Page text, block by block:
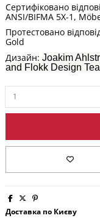
Сертифіковано
ANSI/BIFMA 5X-1,
Протестовано
Gold
Дизайн: Joakim
and Flokk Design
Доставка по Києву